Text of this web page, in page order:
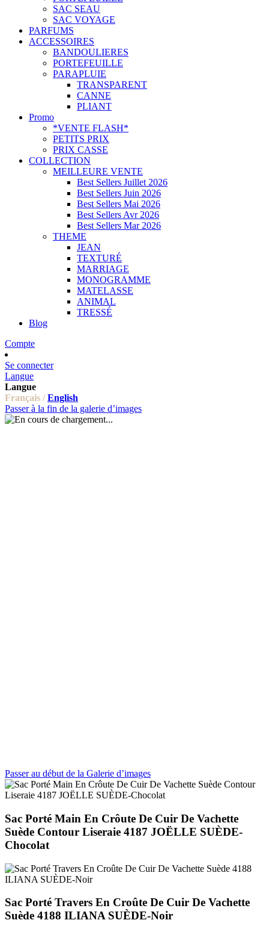
SAC SEAU
SAC VOYAGE
PARFUMS
ACCESSOIRES
BANDOULIERES
PORTEFEUILLE
PARAPLUIE
TRANSPARENT
CANNE
PLIANT
Promo
*VENTE FLASH*
PETITS PRIX
PRIX CASSE
COLLECTION
MEILLEURE VENTE
Best Sellers Juillet 2026
Best Sellers Juin 2026
Best Sellers Mai 2026
Best Sellers Avr 2026
Best Sellers Mar 2026
THEME
JEAN
TEXTURÉ
MARRIAGE
MONOGRAMME
MATELASSE
ANIMAL
TRESSÉ
Blog
Compte
Se connecter
Langue
Langue
Français / English
Passer à la fin de la galerie d’images
Passer au début de la Galerie d’images
Sac Porté Main En Crôute De Cuir De Vachette
Suède Contour Liseraie 4187 JOËLLE SUÈDE-
Chocolat
Sac Porté Travers En Croûte De Cuir De Vachette
Suède 4188 ILIANA SUÈDE-Noir